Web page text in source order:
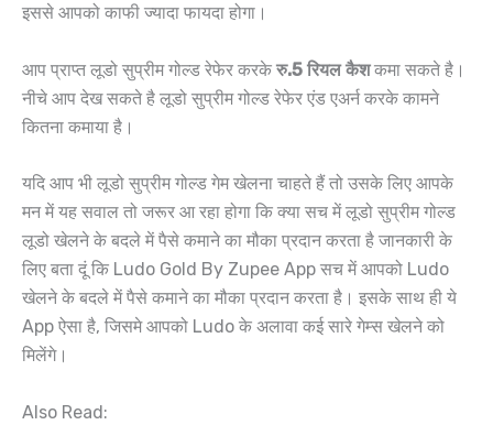
इससे आपको काफी ज्यादा फायदा होगा।
आप प्राप्त लूडो सुप्रीम गोल्ड रेफेर करके रु.5 रियल कैशकमा सकते है।
नीचे आप देख सकते है लूडो सुप्रीम गोल्ड रेफेर एंड एअर्न करके कामने
कितना कमाया है।
यदि आप भी लूडो सुप्रीम गोल्ड गेम खेलना चाहते हैं तो उसके लिए आपके
मन में यह सवाल तो जरूर आ रहा होगा कि क्या सच में लूडो सुप्रीम गोल्ड
लूडो खेलने के बदले में पैसे कमाने का मौका प्रदान करता है जानकारी के
लिए बता दूं कि Ludo Gold By Zupee App सच में आपको Ludo
खेलने के बदले में पैसे कमाने का मौका प्रदान करता है। इसके साथ ही ये
App ऐसा है, जिसमे आपको Ludo के अलावा कई सारे गेम्स खेलने को
मिलेंगे।
Also Read: